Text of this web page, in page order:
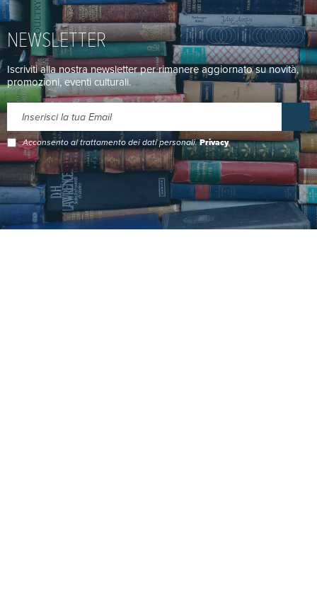
NEWSLETTER
Iscriviti alla nostra newsletter per rimanere aggiornato su novità,
promozioni, eventi culturali.
Acconsento al trattamento dei dati personali.Privacy